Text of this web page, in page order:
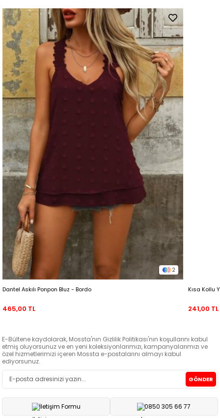
2
Dantel Askılı Ponpon Bluz - Bordo
465,00 TL
Kısa Kollu
241,00 TL
E-Bültene kaydolarak, Mossta'nın Gizlilik Politikası'nın koşullarını kabul
etmiş oluyorsunuz ve en yeni koleksiyonlarımızı, kampanyalarımızı ve
özel hizmetlerimizi içeren Mossta e-postalarını almayı kabul
ediyorsunuz.
GÖNDER
İletişim Formu 0850 305 66 77